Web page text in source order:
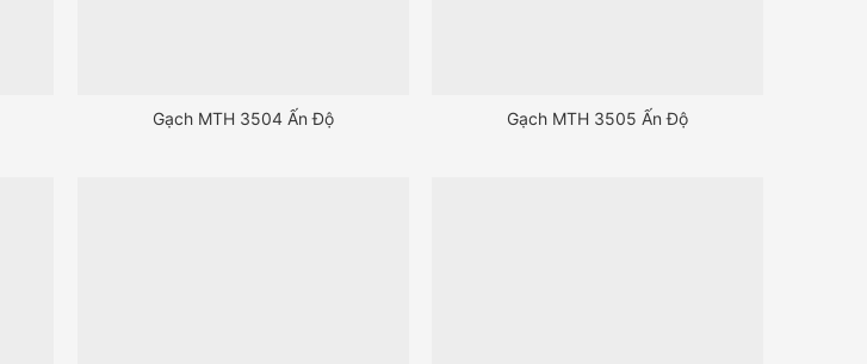
Gạch MTH 3504 Ấn Độ Gạch MTH 3505 Ấn Độ